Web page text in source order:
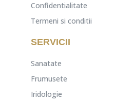
Confidentialitate
Termeni si conditii
SERVICII
Sanatate
Frumusete
Iridologie